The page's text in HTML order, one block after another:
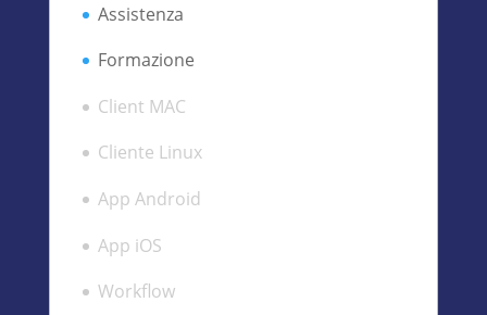
Assistenza
Formazione
Client MAC
Cliente Linux
App Android
App iOS
Workflow